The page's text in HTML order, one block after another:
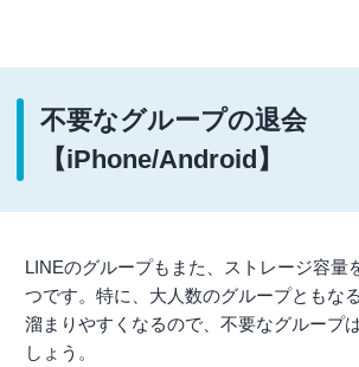
不要なグループの退会
【iPhone/Android】
LINEのグループもまた、ストレージ容量
つです。特に、大人数のグループともな
溜まりやすくなるので、不要なグループ
しょう。